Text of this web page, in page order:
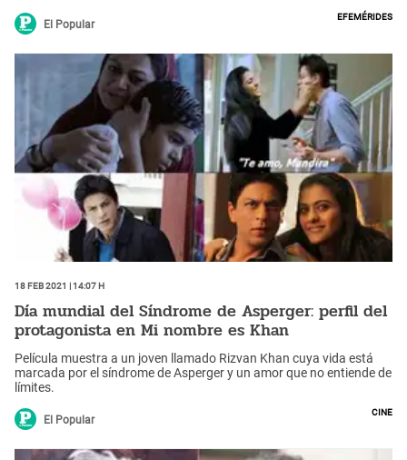
El Popular
Efemérides
18 Feb 2021 | 14:07 h
Día mundial del Síndrome de Asperger: perfil del
protagonista en Mi nombre es Khan
Película muestra a un joven llamado Rizvan Khan cuya vida está
marcada por el síndrome de Asperger y un amor que no entiende de
límites.
El Popular
Cine